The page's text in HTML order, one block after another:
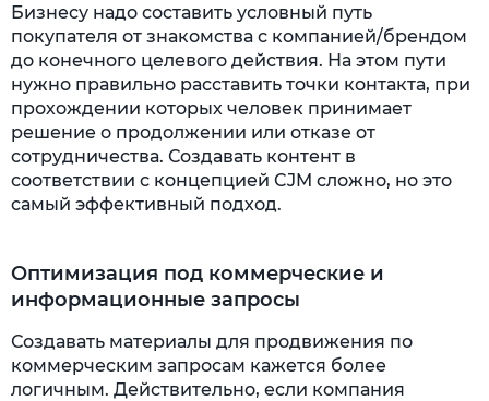
Бизнесу надо составить условный путь
покупателя от знакомства с компанией/брендом
до конечного целевого действия. На этом пути
нужно правильно расставить точки контакта, при
прохождении которых человек принимает
решение о продолжении или отказе от
сотрудничества. Создавать контент в
соответствии с концепцией CJM сложно, но это
самый эффективный подход.
Оптимизация под коммерческие и
информационные запросы
Создавать материалы для продвижения по
коммерческим запросам кажется более
логичным. Действительно, если компания